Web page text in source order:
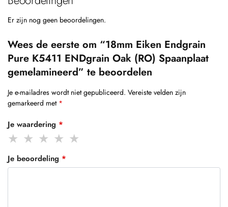
Er zijn nog geen beoordelingen.
Wees de eerste om “18mm Eiken Endgrain
Pure K5411 ENDgrain Oak (RO) Spaanplaat
gemelamineerd” te beoordelen
Je e-mailadres wordt niet gepubliceerd. Vereiste velden zijn
gemarkeerd met *
Je waardering *
Je beoordeling *